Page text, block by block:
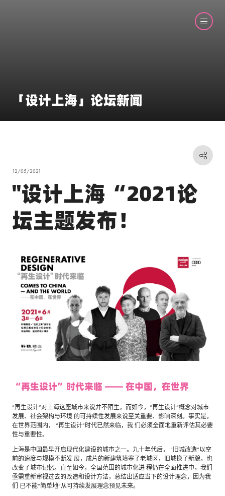
「设计上海」论坛新闻
12/05/2021
"设计上海“2021论
坛主题发布！
“再生设计”时代来临 —— 在中国，在世界
“再生设计”对上海这座城市来说并不陌生，而如今，“再生设计”概念对城市
发展、社会架构与环境 的可持续性发展来说至关重要、影响深刻。事实是，
在世界范围内， “再生设计”时代已然来临，我 们必须全面地重新评估其必要
性与重要性。
上海是中国最早开启现代化建设的城市之一。九十年代后， “旧城改造”以空
前的速度与规模不断发 展，成片的新建筑填塞了老城区，旧城换了新貌，也
改变了城市记忆。直至如今，全国范围的城市化进 程仍在全面推进中，我们
亟需重新审视过去的改造和设计方法，总结出适应当下的设计理念，因为我
们 已不能“简单地”从可持续发展理念预见未来。